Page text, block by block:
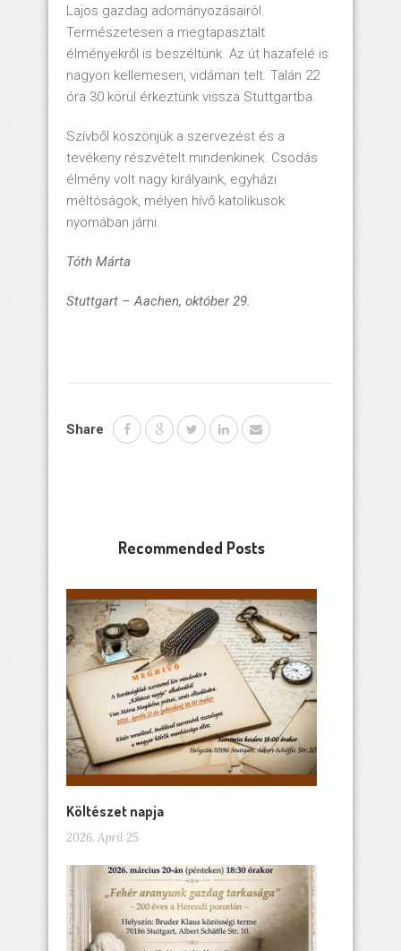
Lajos gazdag adományozásairól.
Természetesen a megtapasztalt
élményekről is beszéltünk. Az út hazafelé is
nagyon kellemesen, vidáman telt. Talán 22
óra 30 körül érkeztünk vissza Stuttgartba.
Szívből köszönjük a szervezést és a
tevékeny részvételt mindenkinek. Csodás
élmény volt nagy királyaink, egyházi
méltóságok, mélyen hívő katolikusok
nyomában járni.
Tóth Márta
Stuttgart – Aachen, október 29.
Share
Recommended Posts
Költészet napja
2026. April 25